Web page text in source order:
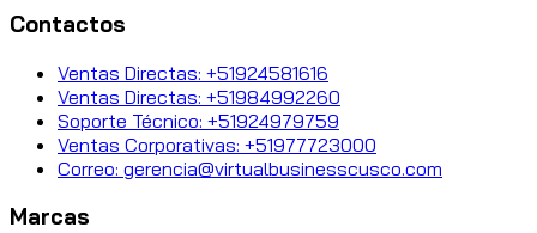
Contactos
Ventas Directas: +51924581616
Ventas Directas: +51984992260
Soporte Técnico: +51924979759
Ventas Corporativas: +51977723000
Correo: gerencia@virtualbusinesscusco.com
Marcas